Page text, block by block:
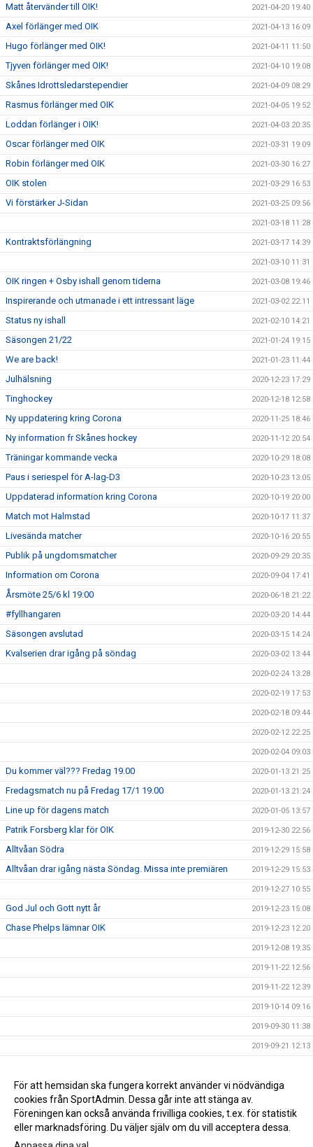
Matt återvänder till OIK! 2021-04-20 19:40
Axel förlänger med OIK 2021-04-13 16:09
Hugo förlänger med OIK! 2021-04-11 11:50
Tjyven förlänger med OIK! 2021-04-10 19:08
Skånes Idrottsledarstependier 2021-04-09 08:29
Rasmus förlänger med OIK 2021-04-05 19:52
Loddan förlänger i OIK! 2021-04-03 20:35
Oscar förlänger med OIK 2021-03-31 19:09
Robin förlänger med OIK 2021-03-30 16:27
OIK stolen 2021-03-29 16:53
Vi förstärker J-Sidan 2021-03-25 09:56
2021-03-18 11:28
Kontraktsförlängning 2021-03-17 14:39
2021-03-10 11:31
OIK ringen + Osby ishall genom tiderna 2021-03-08 19:46
Inspirerande och utmanade i ett intressant läge 2021-03-02 22:11
Status ny ishall 2021-02-10 14:21
Säsongen 21/22 2021-01-24 19:15
We are back! 2021-01-23 11:44
Julhälsning 2020-12-23 17:29
Tinghockey 2020-12-18 12:58
Ny uppdatering kring Corona 2020-11-25 18:46
Ny information fr Skånes hockey 2020-11-12 20:54
Träningar kommande vecka 2020-10-29 18:08
Paus i seriespel för A-lag-D3 2020-10-23 13:05
Uppdaterad information kring Corona 2020-10-19 20:00
Match mot Halmstad 2020-10-17 11:37
Livesända matcher 2020-10-16 20:55
Publik på ungdomsmatcher 2020-09-29 20:35
Information om Corona 2020-09-04 17:41
Årsmöte 25/6 kl 19:00 2020-06-18 21:22
#fyllhangaren 2020-03-20 14:44
Säsongen avslutad 2020-03-15 14:24
Kvalserien drar igång på söndag 2020-03-02 13:44
2020-02-24 13:28
2020-02-19 17:53
2020-02-18 09:44
2020-02-12 22:25
2020-02-04 09:03
Du kommer väl??? Fredag 19.00 2020-01-13 21:25
Fredagsmatch nu på Fredag 17/1 19.00 2020-01-13 21:24
Line up för dagens match 2020-01-05 13:57
Patrik Forsberg klar för OIK 2019-12-30 22:56
Alltvåan Södra 2019-12-29 15:58
Alltvåan drar igång nästa Söndag. Missa inte premiären 2019-12-29 15:53
2019-12-27 10:55
God Jul och Gott nytt år 2019-12-23 15:08
Chase Phelps lämnar OIK 2019-12-23 12:20
2019-12-08 19:35
2019-11-22 12:56
2019-11-22 12:39
2019-10-14 09:16
2019-09-30 11:38
2019-09-21 12:13
NY MATCHTID 2019-09-17 13:05
2019-09-06 21:21
För att hemsidan ska fungera korrekt använder vi nödvändiga
cookies från SportAdmin. Dessa går inte att stänga av.
Föreningen kan också använda frivilliga cookies, t.ex. för statistik
eller marknadsföring. Du väljer själv om du vill acceptera dessa.